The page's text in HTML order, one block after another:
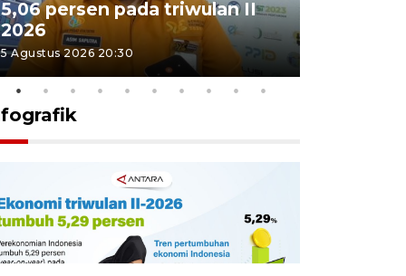
5,06 persen pada triwulan II
2026
5 Agustus 2026 20:30